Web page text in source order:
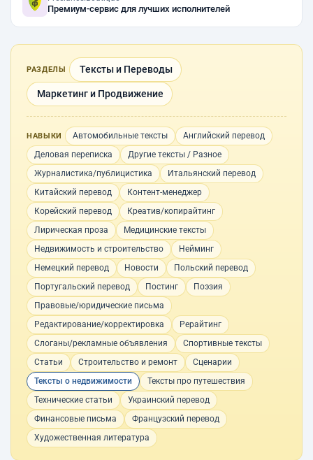
Премиум-сервис для лучших исполнителей
РАЗДЕЛЫ Тексты и Переводы
Маркетинг и Продвижение
НАВЫКИ Автомобильные тексты
Английский перевод
Деловая переписка
Другие тексты / Разное
Журналистика/публицистика
Итальянский перевод
Китайский перевод
Контент-менеджер
Корейский перевод
Креатив/копирайтинг
Лирическая проза
Медицинские тексты
Недвижимость и строительство
Нейминг
Немецкий перевод
Новости
Польский перевод
Португальский перевод
Постинг
Поэзия
Правовые/юридические письма
Редактирование/корректировка
Рерайтинг
Слоганы/рекламные объявления
Спортивные тексты
Статьи
Строительство и ремонт
Сценарии
Тексты о недвижимости
Тексты про путешествия
Технические статьи
Украинский перевод
Финансовые письма
Французский перевод
Художественная литература